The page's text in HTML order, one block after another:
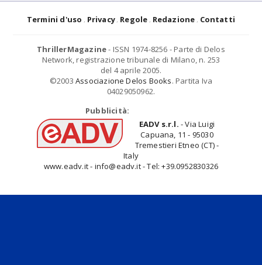
Termini d'uso Privacy Regole Redazione Contatti
ThrillerMagazine- ISSN 1974-8256 - Parte di Delos
Network, registrazione tribunale di Milano, n. 253
del 4 aprile 2005.
©2003 Associazione Delos Books. Partita Iva
04029050962.
Pubblicità:
EADV s.r.l. - Via Luigi
Capuana, 11 - 95030
Tremestieri Etneo (CT) -
Italy
www.eadv.it - info@eadv.it - Tel: +39.0952830326